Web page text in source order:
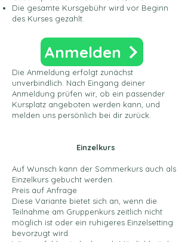
Die gesamte Kursgebühr wird vor Beginn
des Kurses gezahlt.
Die Anmeldung erfolgt zunächst
unverbindlich. Nach Eingang deiner
Anmeldung prüfen wir, ob ein passender
Kursplatz angeboten werden kann, und
melden uns persönlich bei dir zurück.
Einzelkurs
Auf Wunsch kann der Sommerkurs auch als
Einzelkurs gebucht werden.
Preis auf Anfrage
Diese Variante bietet sich an, wenn die
Teilnahme am Gruppenkurs zeitlich nicht
möglich ist oder ein ruhigeres Einzelsetting
bevorzugt wird.
Anmelden